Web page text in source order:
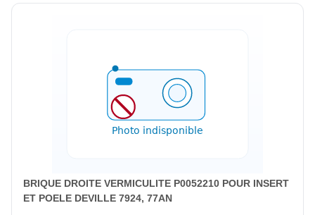
BRIQUE DROITE VERMICULITE P0052210 POUR INSERT
ET POELE DEVILLE 7924, 77AN